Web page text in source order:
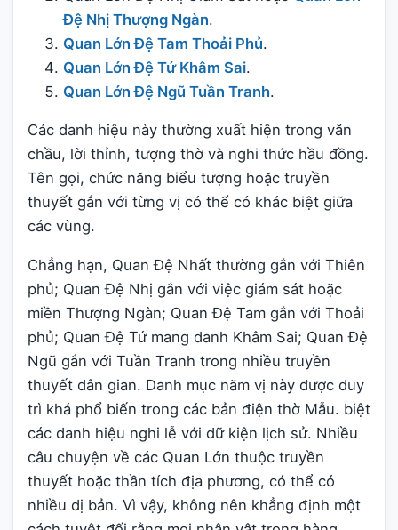
Đệ Nhị Thượng Ngàn.
Quan Lớn Đệ Tam Thoải Phủ.
Quan Lớn Đệ Tứ Khâm Sai.
Quan Lớn Đệ Ngũ Tuần Tranh.
Các danh hiệu này thường xuất hiện trong văn
chầu, lời thỉnh, tượng thờ và nghi thức hầu đồng.
Tên gọi, chức năng biểu tượng hoặc truyền
thuyết gắn với từng vị có thể có khác biệt giữa
các vùng.
Chẳng hạn, Quan Đệ Nhất thường gắn với Thiên
phủ; Quan Đệ Nhị gắn với việc giám sát hoặc
miền Thượng Ngàn; Quan Đệ Tam gắn với Thoải
phủ; Quan Đệ Tứ mang danh Khâm Sai; Quan Đệ
Ngũ gắn với Tuần Tranh trong nhiều truyền
thuyết dân gian. Danh mục năm vị này được duy
trì khá phổ biến trong các bản điện thờ Mẫu. biệt
các danh hiệu nghi lễ với dữ kiện lịch sử. Nhiều
câu chuyện về các Quan Lớn thuộc truyền
thuyết hoặc thần tích địa phương, có thể có
nhiều dị bản. Vì vậy, không nên khẳng định một